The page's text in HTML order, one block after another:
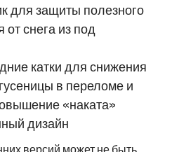
для защиты полезного
от снега из под
катки для снижения
в переломе и
«наката»
дизайн